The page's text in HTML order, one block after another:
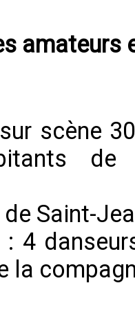
amateurs
scène
de
Saint-
: 4
la